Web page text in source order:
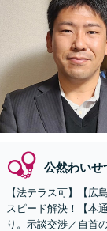
公然わいせ
【法テラス可】【広
スピード解決！【本
り。示談交渉／自首